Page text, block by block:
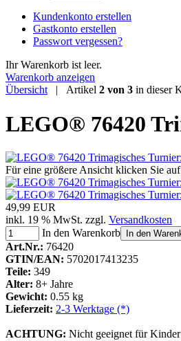
Kundenkonto erstellen
Gastkonto erstellen
Passwort vergessen?
Ihr Warenkorb ist leer.
Warenkorb anzeigen
Übersicht| Artikel 2 von 3 in dieser
LEGO® 76420
Für eine größere Ansicht klicken Sie
49,99 EUR
inkl. 19 % MwSt. zzgl. Versandkosten
In den Warenkorb
In den
Art.Nr.: 76420
GTIN/EAN: 5702017413235
Teile: 349
Alter: 8+ Jahre
Gewicht: 0.55 kg
Lieferzeit: 2-3 Werktage (*)
ACHTUNG: Nicht geeignet für